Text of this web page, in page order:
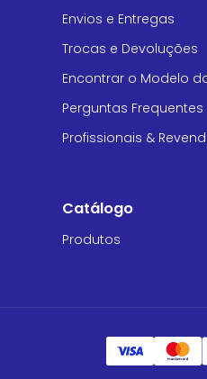
Envios e Entregas
Trocas e Devoluções
Encontrar o Modelo
Perguntas Frequentes
Profissionais &
Catálogo
Produtos